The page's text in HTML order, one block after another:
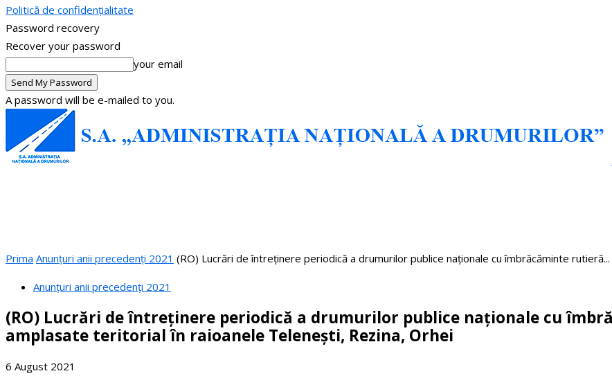
Politică de confidențialitate
Password recovery
Recover your password
your email
A password will be e-mailed to you.
Prima Anunțuri anii precedenți 2021 (RO) Lucrări de întreținere periodică a drumurilor publice naționale cu îmbrăcăminte rutieră...
Anunțuri anii precedenți 2021
(RO) Lucrări de întreținere periodică a drumurilor publice naționale cu
amplasate teritorial în raioanele Telenești, Rezina, Orhei
6 August 2021